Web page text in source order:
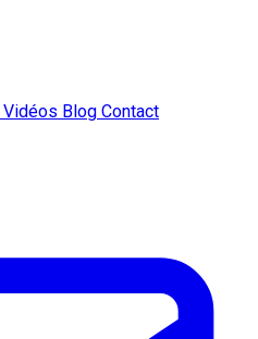
Vidéos Blog Contact